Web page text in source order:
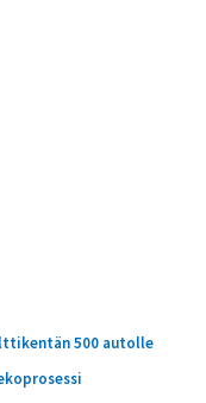
500 autolle